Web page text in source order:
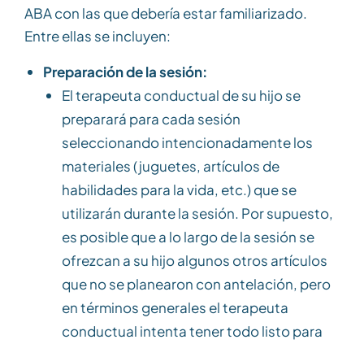
ABA con las que debería estar familiarizado.
Entre ellas se incluyen:
Preparación de la sesión:
El terapeuta conductual de su hijo se
preparará para cada sesión
seleccionando intencionadamente los
materiales (juguetes, artículos de
habilidades para la vida, etc.) que se
utilizarán durante la sesión. Por supuesto,
es posible que a lo largo de la sesión se
ofrezcan a su hijo algunos otros artículos
que no se planearon con antelación, pero
en términos generales el terapeuta
conductual intenta tener todo listo para